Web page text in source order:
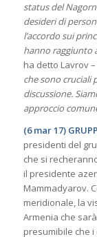
status del
desideri di
l’accordo sui
hanno raggiunto
ha detto Lavrov –
che sono cruciali
discussione.
approccio
(6 mar 17)
presidenti del
che si
il presidente
Mammadyarov.
meridionale, la
Armenia che
presumibile che